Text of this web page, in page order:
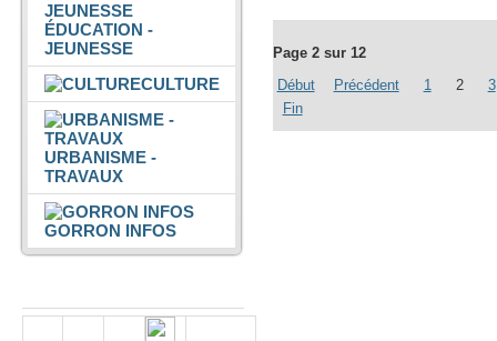
ÉDUCATION -
JEUNESSE
CULTURE
URBANISME -
TRAVAUX
GORRON INFOS
Page 2 sur 12
Début
Précédent 1 2
3
Fin